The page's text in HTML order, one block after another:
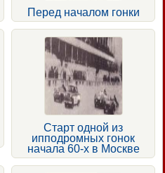
Перед началом гонки
Старт одной из
ипподромных гонок
начала 60-х в Москве